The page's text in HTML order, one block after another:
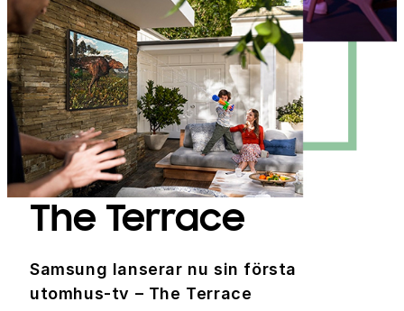
The Terrace
Samsung lanserar nu sin första
utomhus-tv – The Terrace